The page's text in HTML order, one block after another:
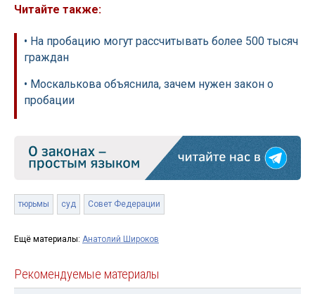
Читайте также:
• На пробацию могут рассчитывать более 500 тысяч
граждан
• Москалькова объяснила, зачем нужен закон о
пробации
тюрьмы суд Совет Федерации
Ещё материалы: Анатолий Широков
Рекомендуемые материалы